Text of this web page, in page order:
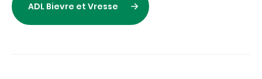
ADL Bievre et Vresse